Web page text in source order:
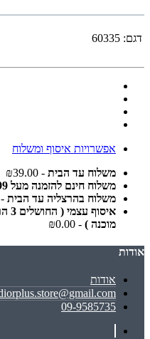
דגם: 60335
אפשרויות איסוף ומשלוח
משלוח עד הבית - ₪39.00
משלוח חינם להזמנה מעל 299 ש"ח
משלוח בהרצליה עד הבית - ₪15.00
מוכנה ) - ₪0.00
אודות
אודות
09-9585735